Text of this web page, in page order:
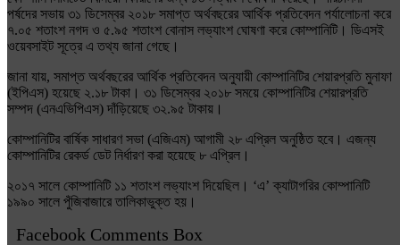
পর্ষদের সভায় ৩১ ডিসেম্বর ২০১৮ সমাপ্ত অর্থবছরের আর্থিক প্রতিবেদন পর্যালোচনা করে
৭.০৫ শতাংশ নগদ ও ৫.৯৫ শতাংশ বোনাস লভ্যাংশ ঘোষণা করে কোম্পানিটি। ডিএসই
ওয়েবসাইট সূত্রে এ তথ্য জানা গেছে।
জানা যায়, সমাপ্ত অর্থবছরের আর্থিক প্রতিবেদন অনুযায়ী কোম্পানিটির শেয়ারপ্রতি মুনাফা
(ইপিএস) হয়েছে ২.১৮ টাকা। ৩১ ডিসেম্বর ২০১৮ সময়ে কোম্পানিটির শেয়ারপ্রতি
সম্পদ (এনএভিপিএস) দাঁড়িয়েছে ৩২.৯৫ টাকায়।
কোম্পানিটির বার্ষিক সাধারণ সভা (এজিএম) আগামী ২৮ এপ্রিল অনুষ্ঠিত হবে। এজন্য
কোম্পানিটির রেকর্ড ডেট নির্ধারণ করা হয়েছে ৮ এপ্রিল।
২০১৭ সালে কোম্পানিটি ১১ শতাংশ লভ্যাংশ দিয়েছিল। ‘এ’ ক্যাটাগরির কোম্পানিটি
১৯৯০ সালে পুঁজিবাজারে তালিকাভুক্ত হয়।
Facebook Comments Box